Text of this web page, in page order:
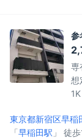
参
専
想
1K
東京都新宿区早稲
「早稲田駅 」 徒